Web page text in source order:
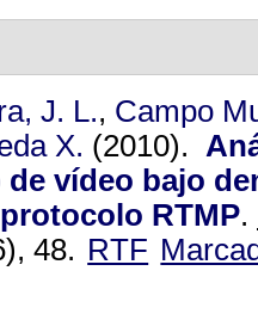
J. L., Campo
X. (2010).
vídeo bajo
RTMP.
48. RTF